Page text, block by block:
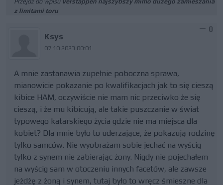
z limitami toru
Ksys
07.10.2023 00:01
0
A mnie zastanawia zupełnie poboczna sprawa,
mianowicie pokazanie po kwalifikacjach jak to się cieszą
kibice HAM, oczywiście nie mam nic przeciwko że się
cieszą, i że mu kibicują, ale takie puszczanie w świat
typowego katarskiego życia gdzie nie ma miejsca dla
kobiet? Dla mnie było to uderzające, że pokazują rodzinę
tylko samców. Nie wyobrażam sobie jechać na wyścig
tylko z synem nie zabierając żony. Nigdy nie pojechałem
na wyścig sam w otoczeniu innych facetów, ale zawsze
jeżdżę z żoną i synem, tutaj było to wręcz śmieszne dla